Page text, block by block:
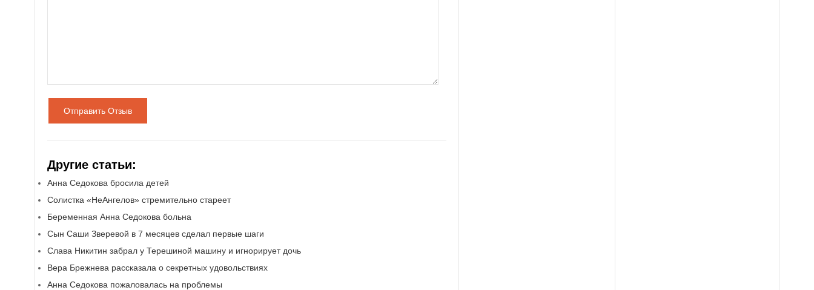
Отправить Отзыв
Другие статьи:
Анна Седокова бросила детей
Солистка «НеАнгелов» стремительно стареет
Беременная Анна Седокова больна
Сын Саши Зверевой в 7 месяцев сделал первые шаги
Слава Никитин забрал у Терешиной машину и игнорирует дочь
Вера Брежнева рассказала о секретных удовольствиях
Анна Седокова пожаловалась на проблемы